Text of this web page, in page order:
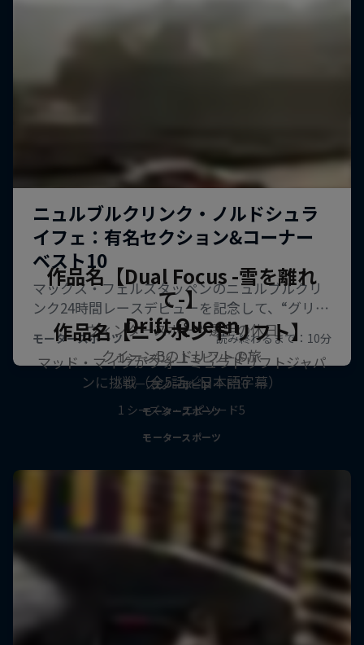
作品名【Dual Focus -雪を離れ
て-】
ウィンタースポーツ選手の休日
1 シーズン · 1 エピソード
スノーボード
Drift Queen
クイーンBのドリフトの旅
2 シーズン · エピソード10
モータースポーツ
作品名【ニッポン ドリフト】
マッド・マイクがフォーミュラドリフトジャパ
ンに挑戦（全5話／日本語字幕）
1 シーズン · エピソード5
モータースポーツ